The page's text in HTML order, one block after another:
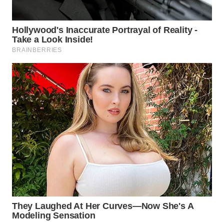
Wahana
Media
Group
WAHANA
NEWS
WAHANA
TANI
WAHANA
ADVOKAT
WAHANA
INFRASTRUKTUR
WAHANA